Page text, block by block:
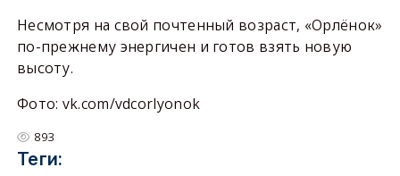
Несмотря на свой почтенный возраст, «Орлёнок»
по-прежнему энергичен и готов взять новую
высоту.
Фото: vk.com/vdcorlyonok
893
Теги: